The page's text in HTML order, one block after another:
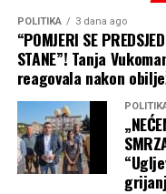
POLITIKA 3 dana ago
“POMJERI SE
STANE”! Tanja
reagovala nakon